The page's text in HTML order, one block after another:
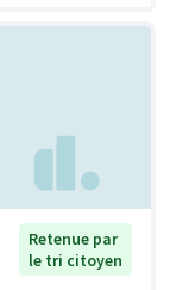
Retenue par
le tri citoyen